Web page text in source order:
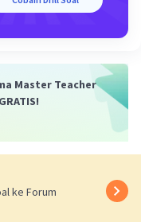
Master Teacher
ke Forum